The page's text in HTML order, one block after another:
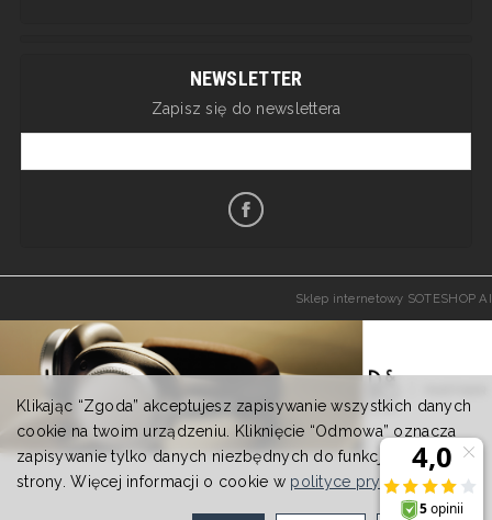
NEWSLETTER
Zapisz się do newslettera
Sklep internetowy SOTESHOP AI
Klikając “Zgoda” akceptujesz zapisywanie wszystkich danych
cookie na twoim urządzeniu. Kliknięcie “Odmowa” oznacza
zapisywanie tylko danych niezbędnych do funkcjonowania
strony. Więcej informacji o cookie w polityce prywatności.